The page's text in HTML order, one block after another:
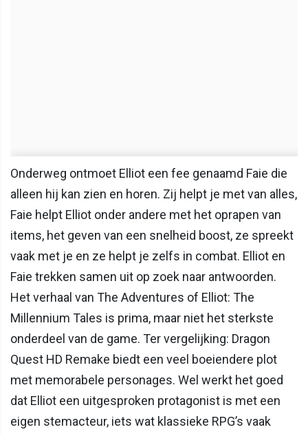
Onderweg ontmoet Elliot een fee genaamd Faie die
alleen hij kan zien en horen. Zij helpt je met van alles,
Faie helpt Elliot onder andere met het oprapen van
items, het geven van een snelheid boost, ze spreekt
vaak met je en ze helpt je zelfs in combat. Elliot en
Faie trekken samen uit op zoek naar antwoorden.
Het verhaal van The Adventures of Elliot: The
Millennium Tales is prima, maar niet het sterkste
onderdeel van de game. Ter vergelijking: Dragon
Quest HD Remake biedt een veel boeiendere plot
met memorabele personages. Wel werkt het goed
dat Elliot een uitgesproken protagonist is met een
eigen stemacteur, iets wat klassieke RPG’s vaak